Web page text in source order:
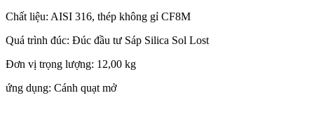
Chất liệu: AISI 316, thép không gỉ CF8M
Quá trình đúc: Đúc đầu tư Sáp Silica Sol Lost
Đơn vị trọng lượng: 12,00 kg
ứng dụng: Cánh quạt mở